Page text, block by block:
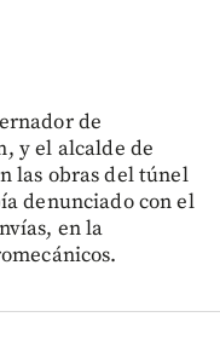
de
y el alcalde de
las obras del túnel
denunciado con el
en la